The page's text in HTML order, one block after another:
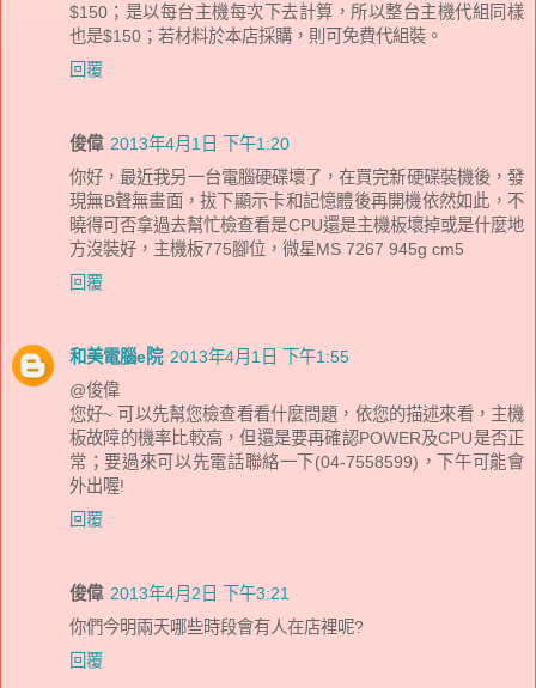
$150；是以每台主機每次下去計算，所以整台主機代組同樣
也是$150；若材料於本店採購，則可免費代組裝。
回覆
俊偉 2013年4月1日 下午1:20
你好，最近我另一台電腦硬碟壞了，在買完新硬碟裝機後，發
現無B聲無畫面，拔下顯示卡和記憶體後再開機依然如此，不
曉得可否拿過去幫忙檢查看是CPU還是主機板壞掉或是什麼地
方沒裝好，主機板775腳位，微星MS 7267 945g cm5
回覆
和美電腦e院 2013年4月1日 下午1:55
@俊偉
您好~ 可以先幫您檢查看看什麼問題，依您的描述來看，主機
板故障的機率比較高，但還是要再確認POWER及CPU是否正
常；要過來可以先電話聯絡一下(04-7558599)，下午可能會
外出喔!
回覆
俊偉 2013年4月2日 下午3:21
你們今明兩天哪些時段會有人在店裡呢?
回覆